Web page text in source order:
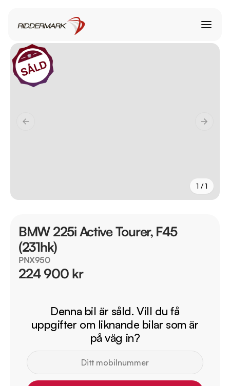
1 / 1
BMW 225i Active Tourer, F45
(231hk)
PNX950
224 900 kr
Denna bil är såld. Vill du få
uppgifter om liknande bilar som är
på väg in?